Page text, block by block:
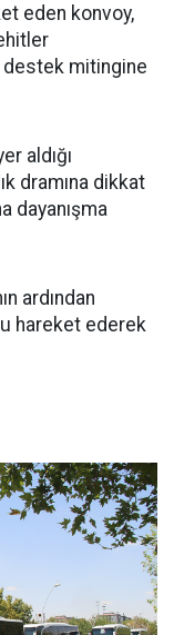
eden konvoy,
destek mitingine
aldığı
dramına dikkat
dayanışma
ardından
hareket ederek